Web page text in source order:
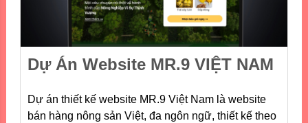
Dự Án Website MR.9 VIỆT NAM
Dự án thiết kế website MR.9 Việt Nam là website
bán hàng nông sản Việt, đa ngôn ngữ, thiết kế theo